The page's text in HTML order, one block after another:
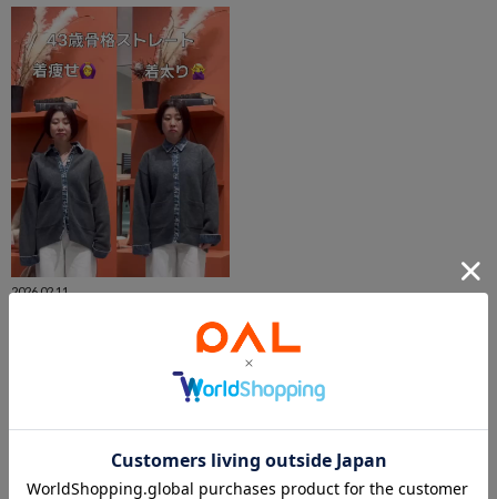
2026.02.11
このアイテムを見た人は
こんなアイテムも見ています